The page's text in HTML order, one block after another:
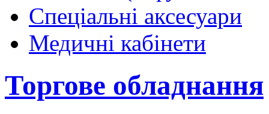
Спеціальні аксесуари
Медичні кабінети
Торгове обладнання